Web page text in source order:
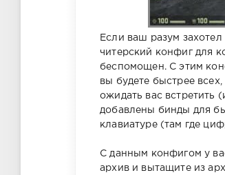
Если ваш разум захотел
читерский конфиг для
беспомощен. С этим
вы будете быстрее
ожидать вас встретить
добавлены бинды для
клавиатуре (там где
С данным конфигом у
архив и вытащите из